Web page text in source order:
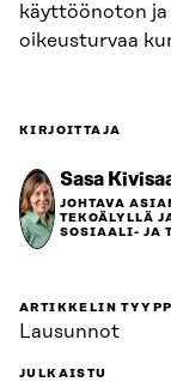
käyttöönoton
oikeusturvaa
KIRJOITTAJA
Sasa
JOHTAVA
TEKOÄLYLLÄ
SOSIAALI- JA
ARTIKKELIN
Lausunnot
JULKAISTU